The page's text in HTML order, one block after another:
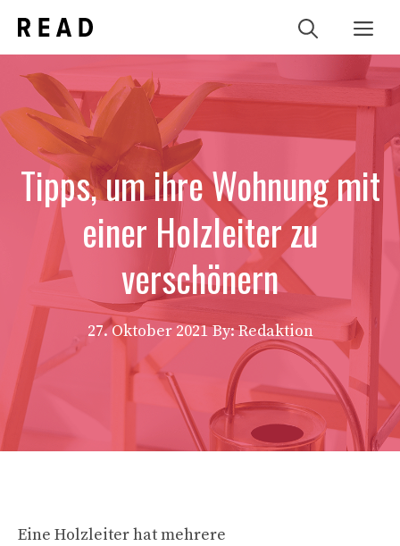
Inhalt
springen
Tipps, um ihre Wohnung mit
einer Holzleiter zu
verschönern
27. Oktober 2021 By: Redaktion
Eine Holzleiter hat mehrere